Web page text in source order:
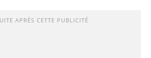
APRÈS CETTE PUBLICITÉ